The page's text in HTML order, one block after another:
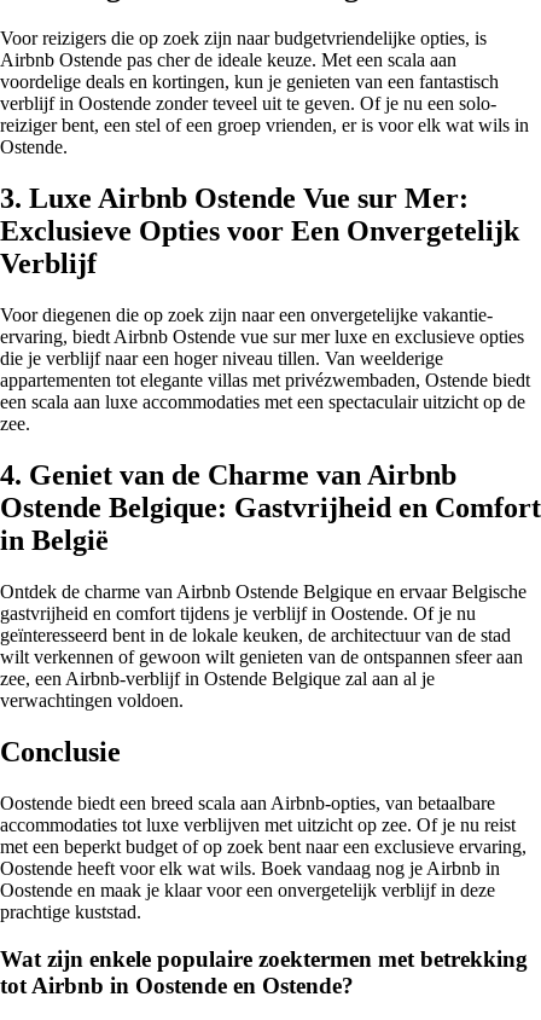
Voor reizigers die op zoek zijn naar budgetvriendelijke opties, is
Airbnb Ostende pas cher de ideale keuze. Met een scala aan
voordelige deals en kortingen, kun je genieten van een fantastisch
verblijf in Oostende zonder teveel uit te geven. Of je nu een solo-
reiziger bent, een stel of een groep vrienden, er is voor elk wat wils in
Ostende.
3. Luxe Airbnb Ostende Vue sur Mer:
Exclusieve Opties voor Een Onvergetelijk
Verblijf
Voor diegenen die op zoek zijn naar een onvergetelijke vakantie-
ervaring, biedt Airbnb Ostende vue sur mer luxe en exclusieve opties
die je verblijf naar een hoger niveau tillen. Van weelderige
appartementen tot elegante villas met privézwembaden, Ostende biedt
een scala aan luxe accommodaties met een spectaculair uitzicht op de
zee.
4. Geniet van de Charme van Airbnb
Ostende Belgique: Gastvrijheid en Comfort
in België
Ontdek de charme van Airbnb Ostende Belgique en ervaar Belgische
gastvrijheid en comfort tijdens je verblijf in Oostende. Of je nu
geïnteresseerd bent in de lokale keuken, de architectuur van de stad
wilt verkennen of gewoon wilt genieten van de ontspannen sfeer aan
zee, een Airbnb-verblijf in Ostende Belgique zal aan al je
verwachtingen voldoen.
Conclusie
Oostende biedt een breed scala aan Airbnb-opties, van betaalbare
accommodaties tot luxe verblijven met uitzicht op zee. Of je nu reist
met een beperkt budget of op zoek bent naar een exclusieve ervaring,
Oostende heeft voor elk wat wils. Boek vandaag nog je Airbnb in
Oostende en maak je klaar voor een onvergetelijk verblijf in deze
prachtige kuststad.
Wat zijn enkele populaire zoektermen met betrekking
tot Airbnb in Oostende en Ostende?